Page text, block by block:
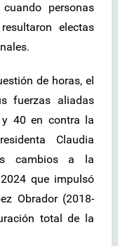
personas
electas
de horas, el
fuerzas aliadas
40 en contra la
Claudia
cambios a la
que impulsó
Obrador (2018-
total de la